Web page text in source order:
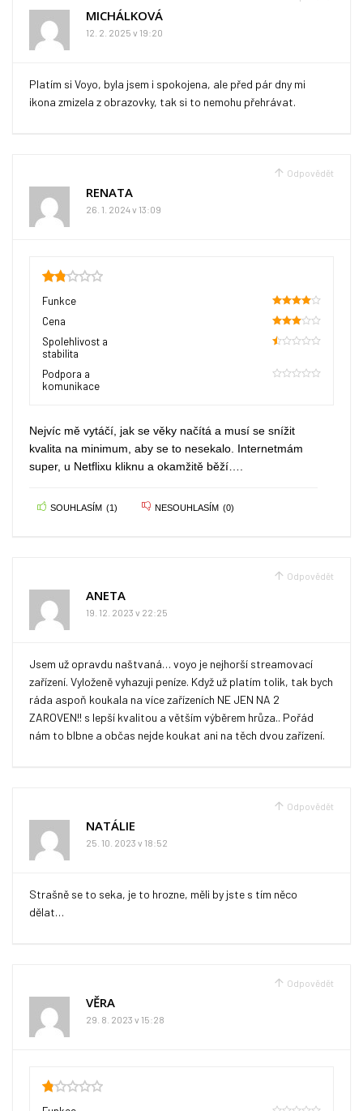
MICHÁLKOVÁ
12. 2. 2025 v 19:20
Platím si Voyo, byla jsem i spokojena, ale před pár dny mi
ikona zmizela z obrazovky, tak si to nemohu přehrávat.
Odpovědět
RENATA
26. 1. 2024 v 13:09
1.85
Funkce
80
Cena
60
Spolehlivost a
stabilita
Podpora a
komunikace
Nejvíc mě vytáčí, jak se věky načítá a musí se snížit
kvalita na minimum, aby se to nesekalo. Internetmám
super, u Netflixu kliknu a okamžitě běží….
SOUHLASÍM (1) NESOUHLASÍM (0)
Odpovědět
ANETA
19. 12. 2023 v 22:25
Jsem už opravdu naštvaná… voyo je nejhorší streamovací
zařízení. Vyloženě vyhazuji peníze. Když už platím tolik, tak bych
ráda aspoň koukala na více zařízeních NE JEN NA 2
ZAROVEN!! s lepší kvalitou a větším výběrem hrůza.. Pořád
nám to blbne a občas nejde koukat ani na těch dvou zařízení.
Odpovědět
NATÁLIE
25. 10. 2023 v 18:52
Strašně se to seka, je to hrozne, měli by jste s tím něco
dělat…
Odpovědět
VĚRA
29. 8. 2023 v 15:28
0.85